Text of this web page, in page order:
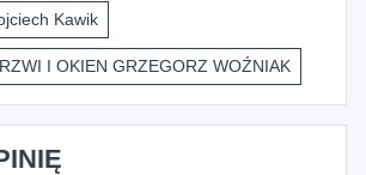
Kawik
I OKIEN GRZEGORZ WOŹNIAK